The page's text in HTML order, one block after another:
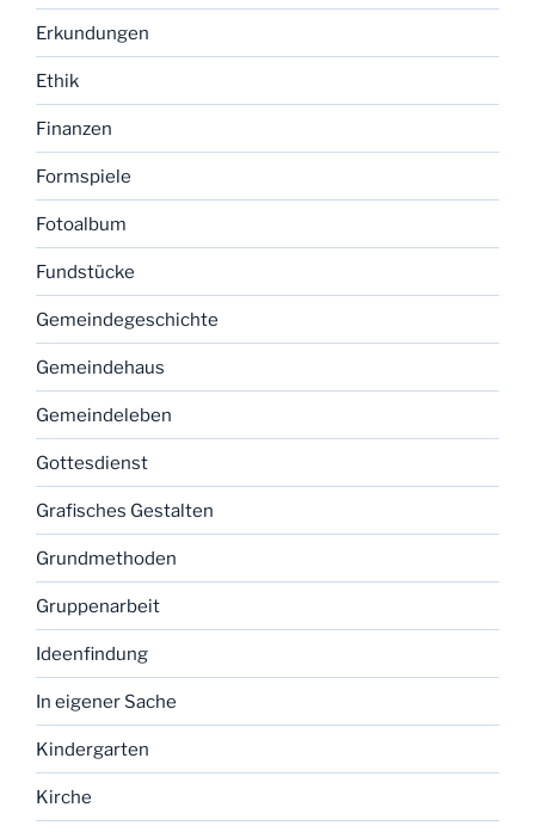
Erkundungen
Ethik
Finanzen
Formspiele
Fotoalbum
Fundstücke
Gemeindegeschichte
Gemeindehaus
Gemeindeleben
Gottesdienst
Grafisches Gestalten
Grundmethoden
Gruppenarbeit
Ideenfindung
In eigener Sache
Kindergarten
Kirche